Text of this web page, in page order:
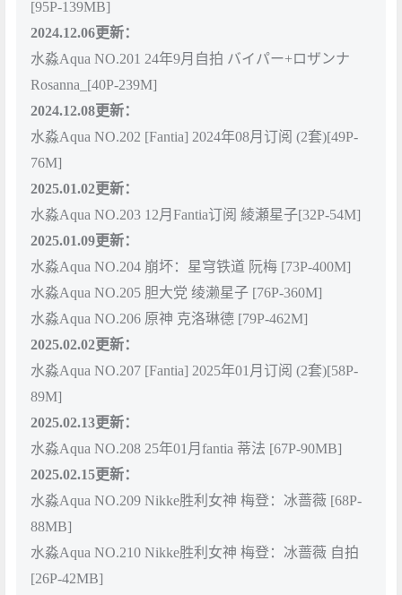
[95P-139MB]
2024.12.06更新：
水淼Aqua NO.201 24年9月自拍 バイパー+ロザンナ
Rosanna_[40P-239M]
2024.12.08更新：
水淼Aqua NO.202 [Fantia] 2024年08月订阅 (2套)[49P-
76M]
2025.01.02更新：
水淼Aqua NO.203 12月Fantia订阅 綾瀬星子[32P-54M]
2025.01.09更新：
水淼Aqua NO.204 崩坏：星穹铁道 阮梅 [73P-400M]
水淼Aqua NO.205 胆大党 绫濑星子 [76P-360M]
水淼Aqua NO.206 原神 克洛琳德 [79P-462M]
2025.02.02更新：
水淼Aqua NO.207 [Fantia] 2025年01月订阅 (2套)[58P-
89M]
2025.02.13更新：
水淼Aqua NO.208 25年01月fantia 蒂法 [67P-90MB]
2025.02.15更新：
水淼Aqua NO.209 Nikke胜利女神 梅登：冰蔷薇 [68P-
88MB]
水淼Aqua NO.210 Nikke胜利女神 梅登：冰蔷薇 自拍
[26P-42MB]